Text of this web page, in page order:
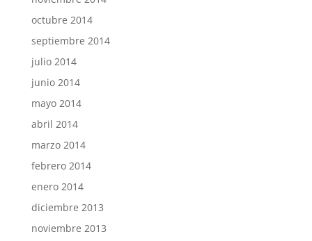
octubre 2014
septiembre 2014
julio 2014
junio 2014
mayo 2014
abril 2014
marzo 2014
febrero 2014
enero 2014
diciembre 2013
noviembre 2013